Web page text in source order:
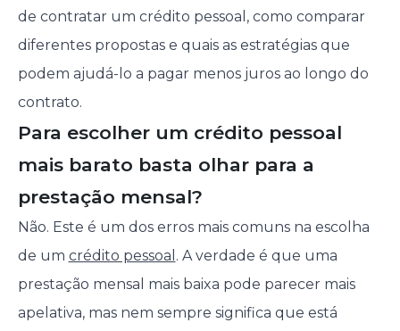
de contratar um crédito pessoal, como comparar
diferentes propostas e quais as estratégias que
podem ajudá-lo a pagar menos juros ao longo do
contrato.
Para escolher um crédito pessoal
mais barato basta olhar para a
prestação mensal?
Não. Este é um dos erros mais comuns na escolha
de um crédito pessoal . A verdade é que uma
prestação mensal mais baixa pode parecer mais
apelativa, mas nem sempre significa que está